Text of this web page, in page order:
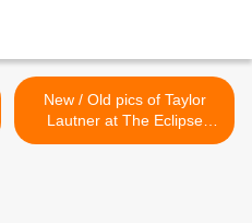
New / Old pics of Taylor
Lautner at The Eclipse
premiere ! >